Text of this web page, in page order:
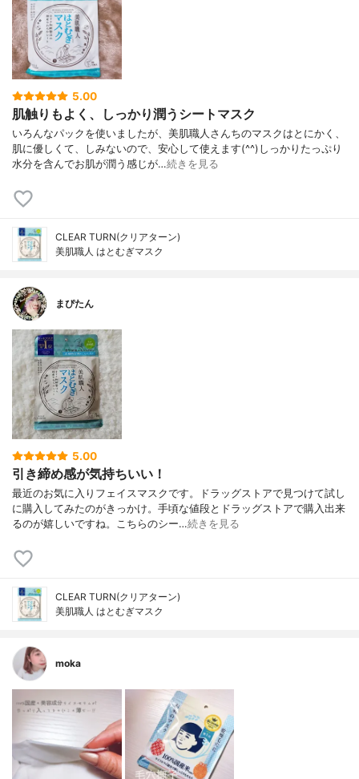
5.00
肌触りもよく、しっかり潤うシートマスク
いろんなパックを使いましたが、美肌職人さんちのマスクはとにかく、
肌に優しくて、しみないので、安心して使えます(^^)しっかりたっぷり
水分を含んでお肌が潤う感じが…続きを見る
CLEAR TURN(クリアターン)
美肌職人 はとむぎマスク
まぴたん
5.00
引き締め感が気持ちいい！
最近のお気に入りフェイスマスクです。ドラッグストアで見つけて試し
に購入してみたのがきっかけ。手頃な値段とドラッグストアで購入出来
るのが嬉しいですね。こちらのシー…続きを見る
CLEAR TURN(クリアターン)
美肌職人 はとむぎマスク
moka